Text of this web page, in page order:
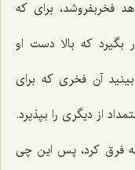
فخربفروشد، برای كه
بگیرد كه بالا دست او
آن فخری كه برای
از دیگری را بپذیرد.
فرق كرد، پس این چی